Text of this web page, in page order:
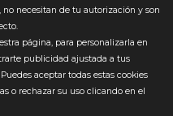
necesitan de tu autorización y son
página, para personalizarla en
publicidad ajustada a tus
aceptar todas estas cookies
o rechazar su uso clicando en el